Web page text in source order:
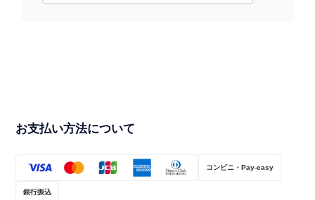
お支払い方法について
コンビニ・Pay-easy
銀行振込